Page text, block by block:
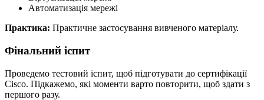
Автоматизація мережі
Практика: Практичне застосування вивченого матеріалу.
Фінальний іспит
Проведемо тестовий іспит, щоб підготувати до сертифікації
Cisco. Підкажемо, які моменти варто повторити, щоб здати з
першого разу.